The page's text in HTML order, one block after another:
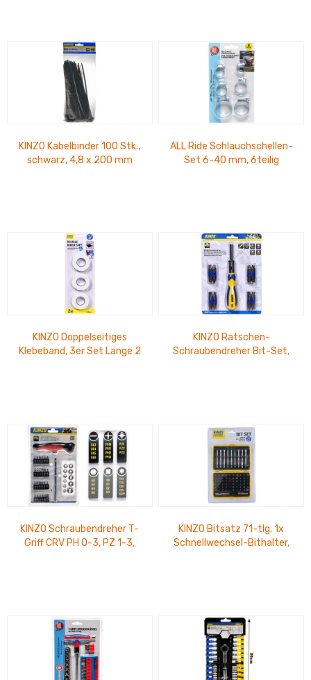
KINZO Kabelbinder 100 Stk.,
schwarz, 4,8 x 200 mm
ALL Ride Schlauchschellen-
Set 6-40 mm, 6teilig
KINZO Doppelseitiges
Klebeband, 3er Set Länge 2
KINZO Ratschen-
Schraubendreher Bit-Set,
KINZO Schraubendreher T-
Griff CRV PH 0-3, PZ 1-3,
KINZO Bitsatz 71-tlg. 1x
Schnellwechsel-Bithalter,